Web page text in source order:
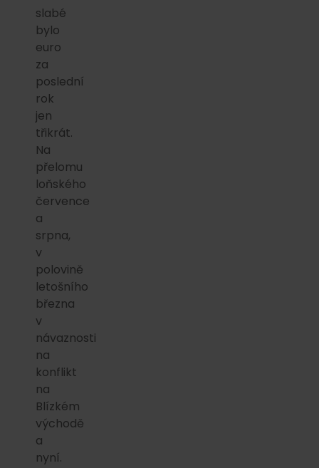
slabé
bylo
euro
za
poslední
rok
jen
třikrát.
Na
přelomu
loňského
července
a
srpna,
v
polovině
letošního
března
v
návaznosti
na
konflikt
na
Blízkém
východě
a
nyní.